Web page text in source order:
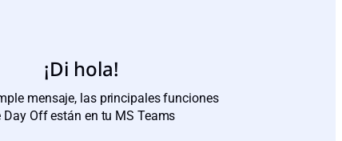
¡Di hola!
mensaje, las principales funciones
Day Off están en tu MS Teams